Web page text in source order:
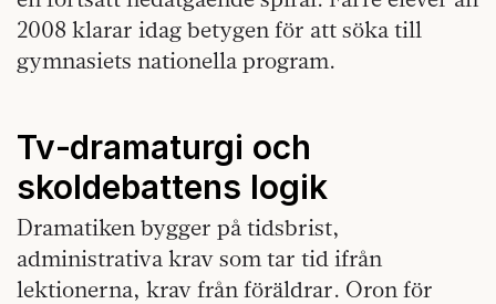
2008 klarar idag betygen för att söka till
gymnasiets nationella program.
Tv‑dramaturgi och
skoldebattens logik
Dramatiken bygger på tidsbrist,
administrativa krav som tar tid ifrån
lektionerna, krav från föräldrar. Oron för